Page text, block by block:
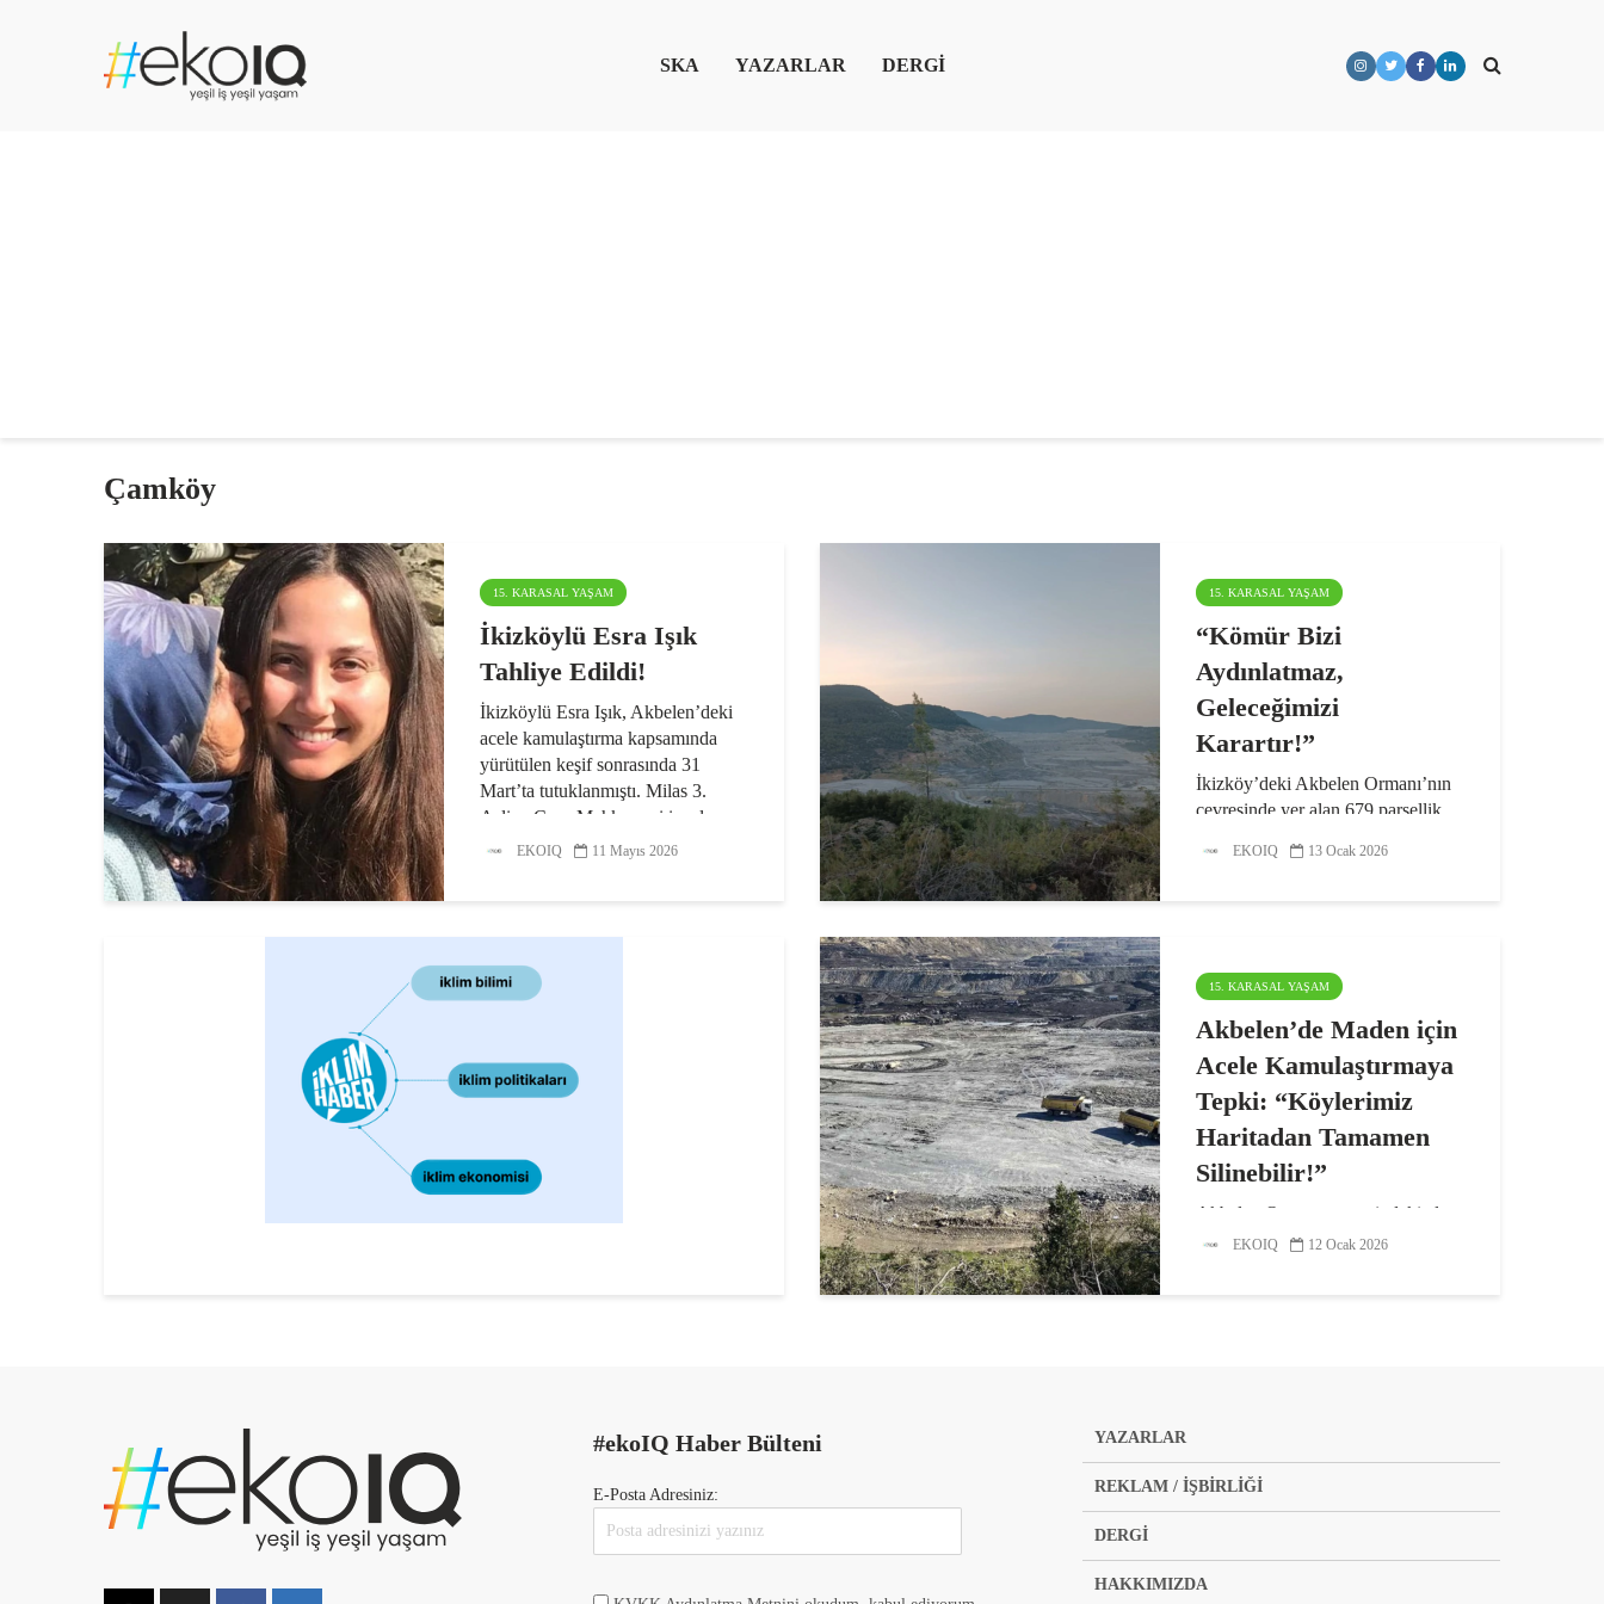
SKA YAZARLAR DERGİ
Çamköy
15. KARASAL YAŞAM
İkizköylü Esra Işık
Tahliye Edildi!
İkizköylü Esra Işık, Akbelen’deki
acele kamulaştırma kapsamında
yürütülen keşif sonrasında 31
Mart’ta tutuklanmıştı. Milas 3.
Asliye Ceza Mahkemesi inceleme
sonunda Işık’ın yurt dışına çıkış
EKOIQ 11 Mayıs 2026
15. KARASAL YAŞAM
“Kömür Bizi
Aydınlatmaz,
Geleceğimizi
Karartır!”
İkizköy’deki Akbelen Ormanı’nın
çevresinde yer alan 679 parsellik
kararı ile ilgili bir açıklama yapan
EKOIQ 13 Ocak 2026
15. KARASAL YAŞAM
Akbelen’de Maden için
Acele Kamulaştırmaya
Tepki: “Köylerimiz
Haritadan Tamamen
Silinebilir!”
Akbelen Ormanı çevresindeki altı
köyde yer alan 679 parsel için
EKOIQ 12 Ocak 2026
#ekoIQ Haber Bülteni
E-Posta Adresiniz:
YAZARLAR
REKLAM / İŞBİRLİĞİ
DERGİ
HAKKIMIZDA